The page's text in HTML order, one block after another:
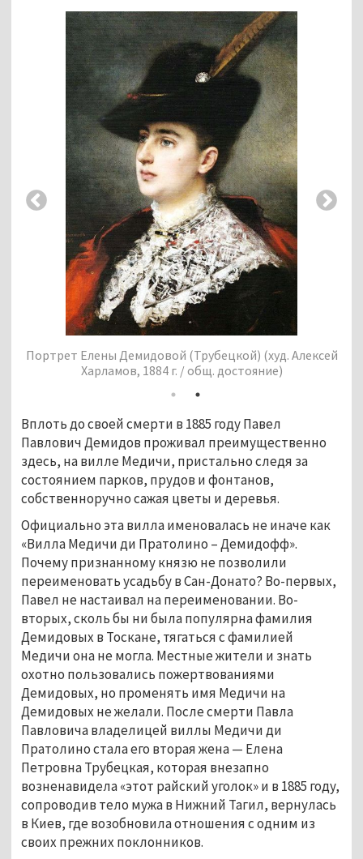
Портрет Елены Демидовой (Трубецкой) (худ. Алексей
Харламов, 1884 г. / общ. достояние)
Вплоть до своей смерти в 1885 году Павел
Павлович Демидов проживал преимущественно
здесь, на вилле Медичи, пристально следя за
состоянием парков, прудов и фонтанов,
собственноручно сажая цветы и деревья.
Официально эта вилла именовалась не иначе как
«Вилла Медичи ди Пратолино – Демидофф».
Почему признанному князю не позволили
переименовать усадьбу в Сан-Донато? Во-первых,
Павел не настаивал на переименовании. Во-
вторых, сколь бы ни была популярна фамилия
Демидовых в Тоскане, тягаться с фамилией
Медичи она не могла. Местные жители и знать
охотно пользовались пожертвованиями
Демидовых, но променять имя Медичи на
Демидовых не желали. После смерти Павла
Павловича владелицей виллы Медичи ди
Пратолино стала его вторая жена — Елена
Петровна Трубецкая, которая внезапно
возненавидела «этот райский уголок» и в 1885 году,
сопроводив тело мужа в Нижний Тагил, вернулась
в Киев, где возобновила отношения с одним из
своих прежних поклонников.